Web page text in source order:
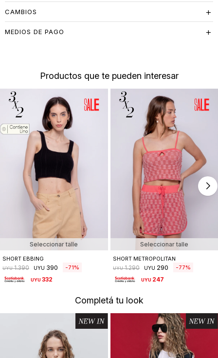
CAMBIOS
MEDIOS DE PAGO
Productos que te pueden interesar
Seleccionar talle
SHORT EBBING
UYU 1.390 UYU 390 71
UYU332
Seleccionar talle
SHORT METROPOLITAN
UYU 1.290 UYU 290 77
UYU 247
Completá tu look